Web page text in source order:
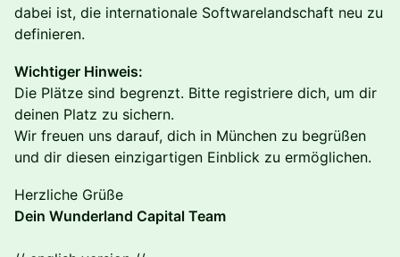
dabei ist, die internationale Softwarelandschaft neu zu
definieren.
Wichtiger Hinweis:
Die Plätze sind begrenzt. Bitte registriere dich, um dir
deinen Platz zu sichern.
Wir freuen uns darauf, dich in München zu begrüßen
und dir diesen einzigartigen Einblick zu ermöglichen.
Herzliche Grüße
Dein Wunderland Capital Team